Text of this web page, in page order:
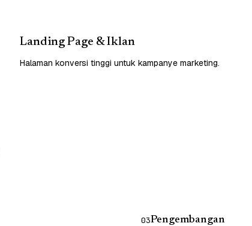
Landing Page & Iklan
Halaman konversi tinggi untuk kampanye marketing.
03Pengembangan